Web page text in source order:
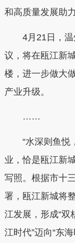
和高质量发展助力
4月21日，温
议，将在瓯江新
楼，进一步做大
产业升级。
……
“水深则鱼悦，
业，恰是瓯江新
写照。根据市十
署，瓯江新城将
江发展，形成“双
江时代”迈向“东海